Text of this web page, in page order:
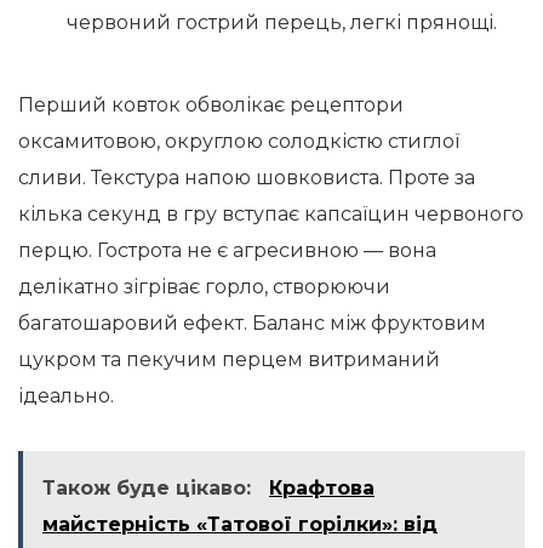
червоний гострий перець, легкі прянощі.
Перший ковток обволікає рецептори
оксамитовою, округлою солодкістю стиглої
сливи. Текстура напою шовковиста. Проте за
кілька секунд в гру вступає капсаїцин червоного
перцю. Гострота не є агресивною — вона
делікатно зігріває горло, створюючи
багатошаровий ефект. Баланс між фруктовим
цукром та пекучим перцем витриманий
ідеально.
Також буде цікаво:
Крафтова
майстерність «Татової горілки»: від